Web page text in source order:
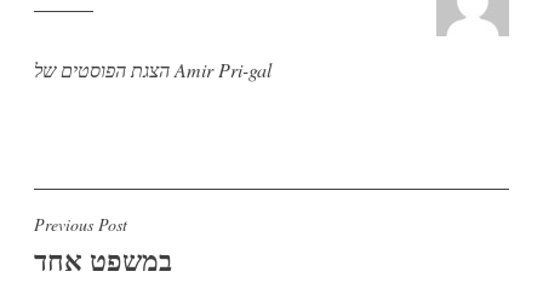
הצגת הפוסטים של Amir Pri-gal
ניווט
Previous Post
במשפט אחד